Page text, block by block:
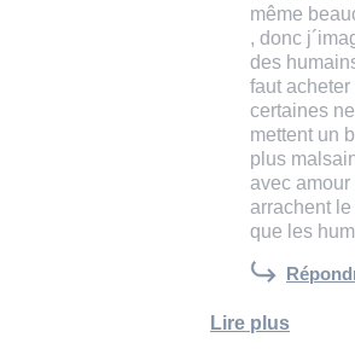
même
, donc
des
faut
certaines
mettent un
plus
avec
arrachent
que les
Lire plus